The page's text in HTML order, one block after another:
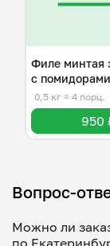
Филе минтая
с помидорами
0,5 кг ≈ 4 порц.
950
Вопрос-
Можно ли
по